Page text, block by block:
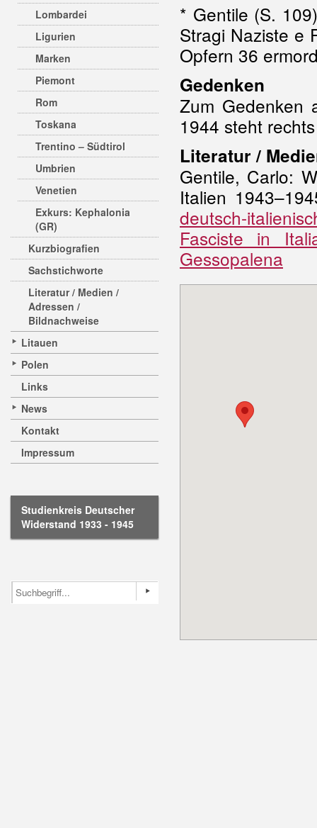
Lombardei
Ligurien
Marken
Piemont
Rom
Toskana
Trentino – Südtirol
Umbrien
Venetien
Exkurs: Kephalonia
(GR)
Kurzbiografien
Sachstichworte
Literatur / Medien /
Adressen /
Bildnachweise
Litauen
Polen
Links
News
Kontakt
Impressum
Studienkreis Deutscher
Widerstand 1933 - 1945
* Gentile (S.
Stragi Naziste e
Opfern 36
Gedenken
Zum Gedenken
1944 steht
Literatur /
Gentile, Carlo:
Italien
deutsch-
Fasciste in
Gessopalena